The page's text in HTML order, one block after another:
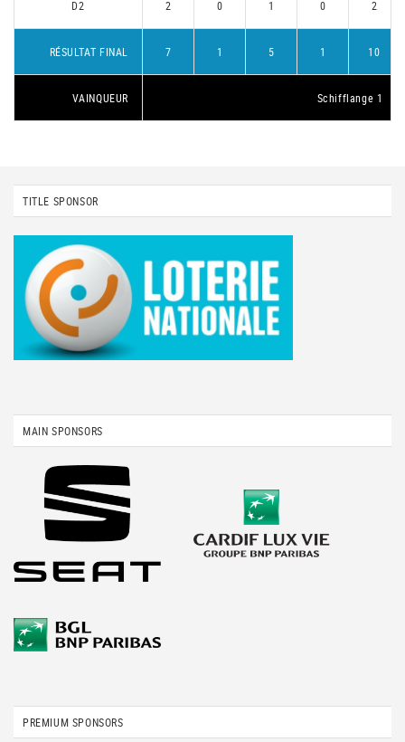
D2 2 0 1 0 2
RÉSULTAT FINAL 7 1 5 1 10
VAINQUEUR Schifflange 1
TITLE SPONSOR
MAIN SPONSORS
PREMIUM SPONSORS